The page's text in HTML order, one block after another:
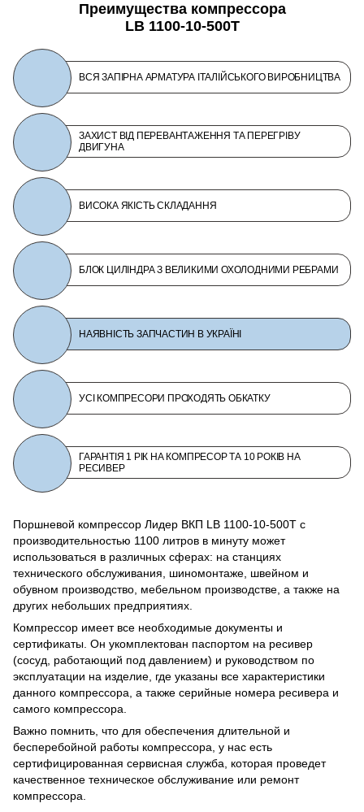
Преимущества компрессора
LB 1100-10-500T
ВСЯ ЗАПІРНА АРМАТУРА ІТАЛІЙСЬКОГО ВИРОБНИЦТВА
ЗАХИСТ ВІД ПЕРЕВАНТАЖЕННЯ ТА ПЕРЕГРІВУ
ДВИГУНА
ВИСОКА ЯКІСТЬ СКЛАДАННЯ
БЛОК ЦИЛІНДРА З ВЕЛИКИМИ ОХОЛОДНИМИ РЕБРАМИ
НАЯВНІСТЬ ЗАПЧАСТИН В УКРАЇНІ
УСІ КОМПРЕСОРИ ПРОХОДЯТЬ ОБКАТКУ
ГАРАНТІЯ 1 РІК НА КОМПРЕСОР ТА 10 РОКІВ НА
РЕСИВЕР
Поршневой компрессор Лидер ВКП LB 1100-10-500T с
производительностью 1100 литров в минуту может
использоваться в различных сферах: на станциях
технического обслуживания, шиномонтаже, швейном и
обувном производство, мебельном производстве, а также на
других небольших предприятиях.
Компрессор имеет все необходимые документы и
сертификаты. Он укомплектован паспортом на ресивер
(сосуд, работающий под давлением) и руководством по
эксплуатации на изделие, где указаны все характеристики
данного компрессора, а также серийные номера ресивера и
самого компрессора.
Важно помнить, что для обеспечения длительной и
бесперебойной работы компрессора, у нас есть
сертифицированная сервисная служба, которая проведет
качественное техническое обслуживание или ремонт
компрессора.